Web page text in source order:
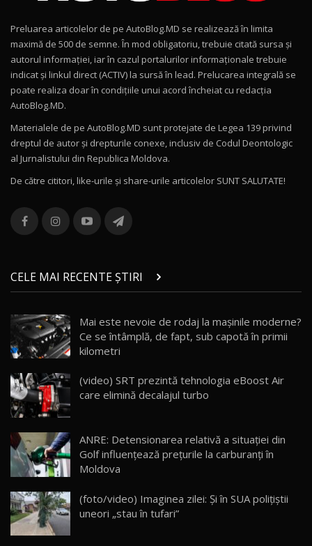
Mercedes-AMG E 53 HYBRID 4MATIC+ / Test
Drive AutoBlog.MD
16:27
11
Noul Volvo ES90 / Test Drive AutoBlog.MD
12
Noul MG HS / Test Drive AutoBlog.MD
16:48
13
combină aventura cu luxul / AutoBlog.MD
36:08
chinez care face lumea să se întoarcă după el
/ AutoBlog.MD
17:27
15 14:37
16
AutoBlogMD
13:10
17 20:06
Va fi modelul nr.1 BYD în Moldova? BYD Seal U
30:08
Preluarea articolelor de pe AutoBlog.MD se realizează în limita
maximă de 500 de semne. În mod obligatoriu, trebuie citată sursa și
autorul informației, iar în cazul portalurilor informaționale trebuie
indicat și linkul direct (ACTIV) la sursă în lead. Prelucarea integrală se
poate realiza doar în condițiile unui acord încheiat cu redacţia
AutoBlog.MD.
Materialele de pe AutoBlog.MD sunt protejate de Legea 139 privind
dreptul de autor și drepturile conexe, inclusiv de Codul Deontologic
al Jurnalistului din Republica Moldova.
De către cititori, like-urile şi share-urile articolelor SUNT SALUTATE!
CELE MAI RECENTE ȘTIRI
Mai este nevoie de rodaj la mașinile moderne?
Ce se întâmplă, de fapt, sub capotă în primii
kilometri
(video) SRT prezintă tehnologia eBoost Air
care elimină decalajul turbo
ANRE: Detensionarea relativă a situației din
Golf influențează prețurile la carburanți în
Moldova
(foto/video) Imaginea zilei: Și în SUA polițiștii
uneori „stau în tufari”